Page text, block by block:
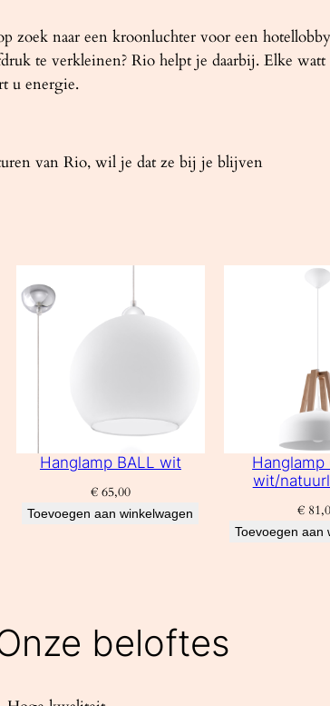
zoek naar een kroonluchter voor een
te verkleinen? Rio helpt je daarbij. Elke
u energie.
van Rio, wil je dat ze bij je blijven
Hanglamp BALL wit
€65,00
Toevoegen aan winkelwagen
Hanglamp
wit/
€
Toevoegen aan
beloftes